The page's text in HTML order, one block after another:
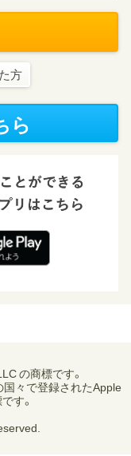
方
ら
の商標です。
国々で登録されたApple
す。